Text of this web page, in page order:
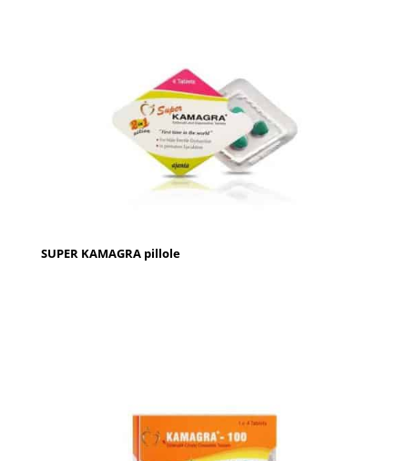
SUPER KAMAGRA pillole